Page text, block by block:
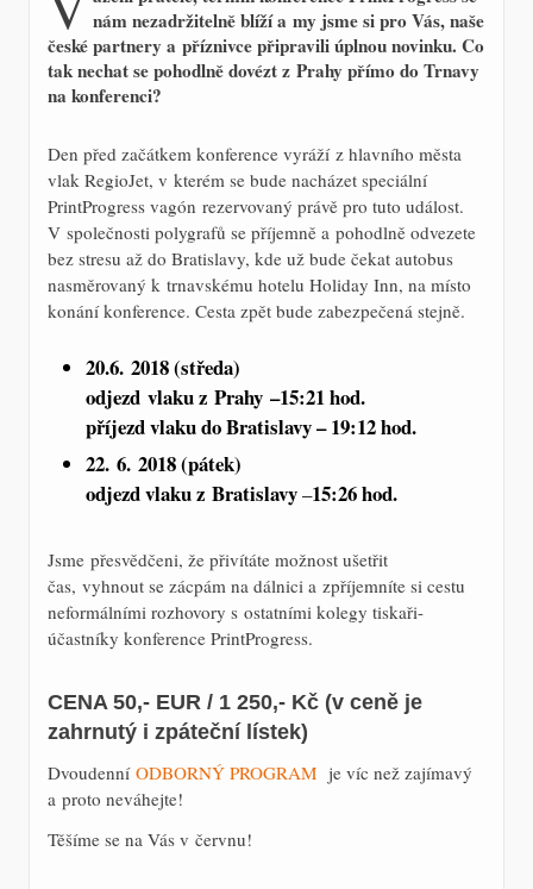
nám nezadržitelně blíží a my jsme si pro Vás, naše
české partnery a příznivce připravili úplnou novinku. Co
tak nechat se pohodlně dovézt z Prahy přímo do Trnavy
na konferenci?
Den před začátkem konference vyráží z hlavního města
vlak RegioJet, v kterém se bude nacházet speciální
PrintProgress vagón rezervovaný právě pro tuto událost.
V společnosti polygrafů se příjemně a pohodlně odvezete
bez stresu až do Bratislavy, kde už bude čekat autobus
nasměrovaný k trnavskému hotelu Holiday Inn, na místo
konání konference. Cesta zpět bude zabezpečená stejně.
20.6. 2018 (středa)
odjezd vlaku z Prahy –15:21 hod.
příjezd vlaku do Bratislavy –19:12 hod.
22. 6. 2018 (pátek)
odjezd vlaku z Bratislavy–15:26 hod.
Jsme přesvědčeni, že přivítáte možnost ušetřit
čas, vyhnout se zácpám na dálnici a zpříjemníte si cestu
neformálními rozhovory s ostatními kolegy tiskaři-
účastníky konference PrintProgress.
CENA 50,- EUR / 1 250,- Kč (v ceně je
zahrnutý i zpáteční lístek)
Dvoudenní ODBORNÝ PROGRAM je víc než zajímavý
a proto neváhejte!
Těšíme se na Vás v červnu!